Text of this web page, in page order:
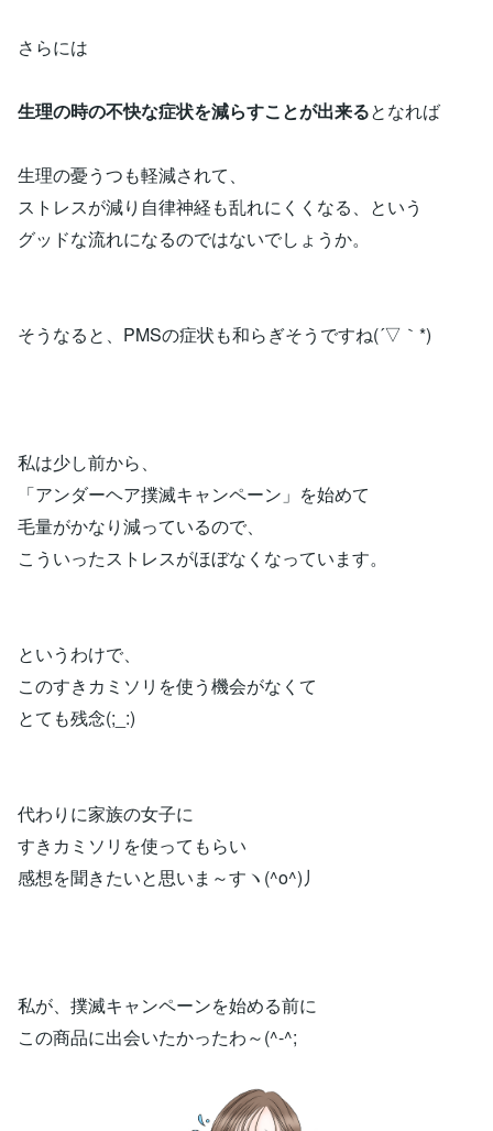
さらには
生理の時の不快な症状を減らすことが出来るとなれば
生理の憂うつも軽減されて、
ストレスが減り自律神経も乱れにくくなる、という
グッドな流れになるのではないでしょうか。
そうなると、PMSの症状も和らぎそうですね(´▽｀*)
私は少し前から、
「アンダーヘア撲滅キャンペーン」を始めて
毛量がかなり減っているので、
こういったストレスがほぼなくなっています。
というわけで、
このすきカミソリを使う機会がなくて
とても残念(;_:)
代わりに家族の女子に
すきカミソリを使ってもらい
感想を聞きたいと思いま～すヽ(^o^)丿
私が、撲滅キャンペーンを始める前に
この商品に出会いたかったわ～(^-^;